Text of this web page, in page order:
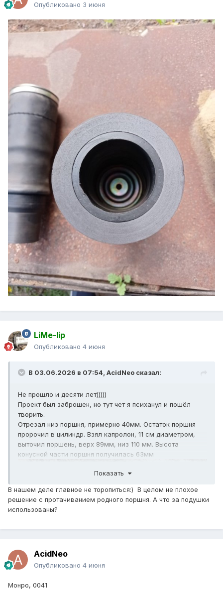
Опубликовано 3 июня
LiMe-lip
Опубликовано 4 июня
В 03.06.2026 в 07:54, AcidNeo сказал:
Не прошло и десяти лет)))))
Проект был заброшен, но тут чет я психанул и пошёл
творить.
Отрезал низ поршня, примерно 40мм. Остаток поршня
пророчил в цилиндр. Взял капролон, 11 см диаметром,
выточил поршень, верх 89мм, низ 110 мм. Высота
конусной части поршня получилась 63мм
Показать
В нашем деле главное не торопиться:) В целом не плохое
решение с протачиванием родного поршня. А что за подушки
использованы?
AcidNeo
Опубликовано 4 июня
Монро, 0041